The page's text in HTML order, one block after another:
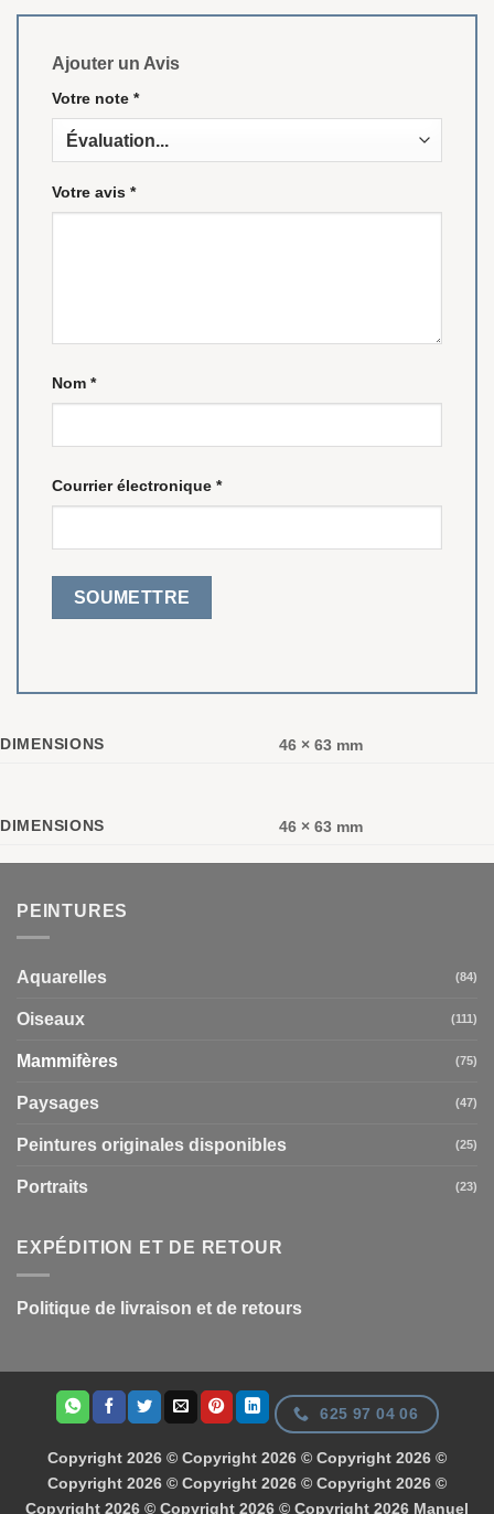
Ajouter un Avis
Votre note *
Votre avis *
Nom *
Courrier électronique *
DIMENSIONS 46 × 63 mm
DIMENSIONS 46 × 63 mm
PEINTURES
Aquarelles (84)
Oiseaux (111)
Mammifères (75)
Paysages (47)
Peintures originales disponibles (25)
Portraits (23)
EXPÉDITION ET DE RETOUR
Politique de livraison et de retours
625 97 04 06
Copyright 2026 © Copyright 2026 © Copyright 2026 ©
Copyright 2026 © Copyright 2026 © Copyright 2026 ©
Copyright 2026 © Copyright 2026 © Copyright 2026 Manuel